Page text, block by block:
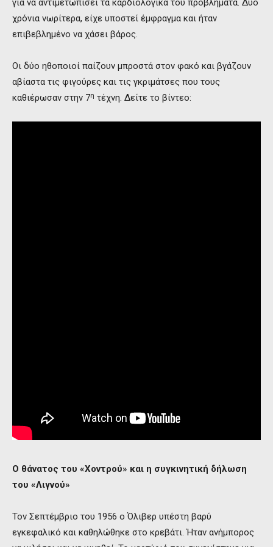
για να αντιμετωπίσει τα καρδιολογικά του προβλήματα. Δύο
χρόνια νωρίτερα, είχε υποστεί έμφραγμα και ήταν
επιβεβλημένο να χάσει βάρος.
Οι δύο ηθοποιοί παίζουν μπροστά στον φακό και βγάζουν
αβίαστα τις φιγούρες και τις γκριμάτσες που τους
καθιέρωσαν στην 7η τέχνη. Δείτε το βίντεο:
Ο θάνατος του «Χοντρού» και η συγκινητική δήλωση
του «Λιγνού»
Τον Σεπτέμβριο του 1956 ο Όλιβερ υπέστη βαρύ
εγκεφαλικό και καθηλώθηκε στο κρεβάτι. Ήταν ανήμπορος